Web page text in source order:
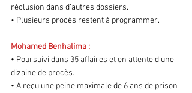
réclusion dans d’autres dossiers.
• Plusieurs procès restent à programmer.
Mohamed Benhalima :
• Poursuivi dans 35 affaires et en attente d’une
dizaine de procès.
• A reçu une peine maximale de 6 ans de prison